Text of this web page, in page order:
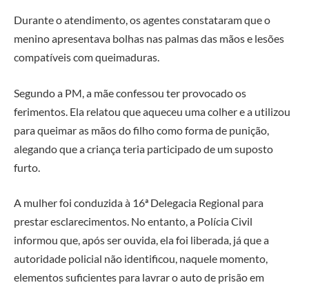
Durante o atendimento, os agentes constataram que o
menino apresentava bolhas nas palmas das mãos e lesões
compatíveis com queimaduras.
Segundo a PM, a mãe confessou ter provocado os
ferimentos. Ela relatou que aqueceu uma colher e a utilizou
para queimar as mãos do filho como forma de punição,
alegando que a criança teria participado de um suposto
furto.
A mulher foi conduzida à 16ª Delegacia Regional para
prestar esclarecimentos. No entanto, a Polícia Civil
informou que, após ser ouvida, ela foi liberada, já que a
autoridade policial não identificou, naquele momento,
elementos suficientes para lavrar o auto de prisão em